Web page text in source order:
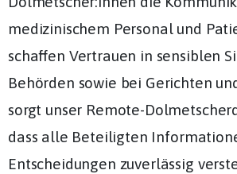
medizinischem Personal und
schaffen Vertrauen in sensiblen
Behörden sowie bei Gerichten
sorgt unser Remote-
dass alle Beteiligten
Entscheidungen zuverlässig